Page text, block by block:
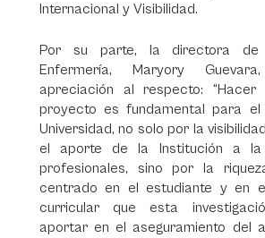
Internacional y Visibilidad.
Por su parte, la directora de
Enfermería, Maryory
apreciación al respecto:
proyecto es fundamental para
Universidad, no solo por la
el aporte de la Institución a la
profesionales, sino por la
centrado en el estudiante y en
curricular que esta
aportar en el aseguramiento del